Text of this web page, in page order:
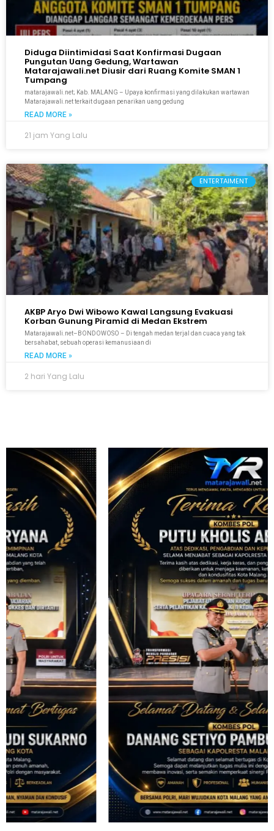
Diduga Diintimidasi Saat Konfirmasi Dugaan
Pungutan Uang Gedung, Wartawan
Matarajawali.net Diusir dari Ruang Komite SMAN 1
Tumpang
matarajawali.net; Kab. MALANG – Upaya konfirmasi yang dilakukan wartawan
Matarajawali.net terkait dugaan penarikan uang gedung
READ MORE »
21 jam Yang Lalu
ENTERTAIMENT
AKBP Aryo Dwi Wibowo Kawal Langsung Evakuasi
Korban Gunung Piramid di Medan Ekstrem
Matarajawali.net–BONDOWOSO – Di tengah medan terjal dan cuaca yang tak
bersahabat, sebuah operasi kemanusiaan di
READ MORE »
2 hari Yang Lalu